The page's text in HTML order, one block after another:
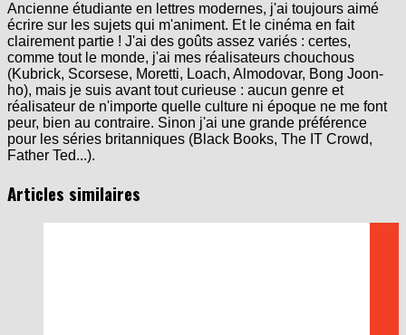
clairement partie ! J'ai des goûts assez variés : certes,
comme tout le monde, j'ai mes réalisateurs chouchous
(Kubrick, Scorsese, Moretti, Loach, Almodovar, Bong Joon-
ho), mais je suis avant tout curieuse : aucun genre et
réalisateur de n'importe quelle culture ni époque ne me font
peur, bien au contraire. Sinon j'ai une grande préférence
pour les séries britanniques (Black Books, The IT Crowd,
Father Ted...).
Articles similaires